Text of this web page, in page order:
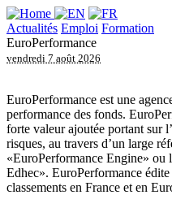
Actualités Emploi Formation
EuroPerformance
vendredi 7 août 2026
EuroPerformance est une
performance des fonds.
forte valeur ajoutée portant sur
risques, au travers d’un large
«EuroPerformance Engine» ou
Edhec». EuroPerformance
classements en France et en